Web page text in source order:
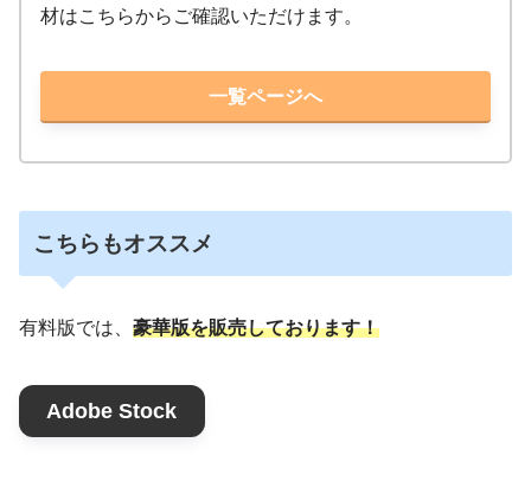
材はこちらからご確認いただけます。
一覧ページへ
こちらもオススメ
有料版では、 豪華版を販売しております！
Adobe Stock